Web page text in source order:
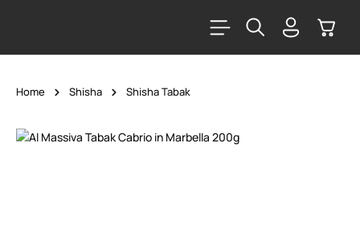
Home Shisha Shisha Tabak
Bildergalerie überspringen